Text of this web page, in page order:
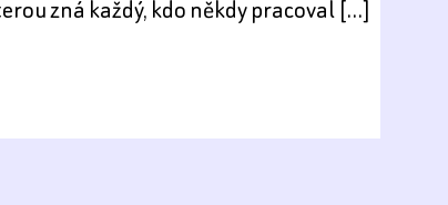
zná každý, kdo někdy pracoval […]